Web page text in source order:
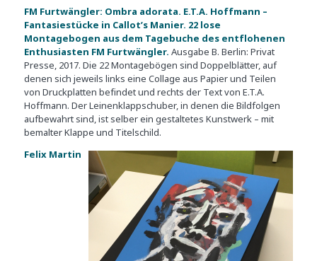
FM Furtwängler: Ombra adorata. E.T.A. Hoffmann –
Fantasiestücke in Callot’s Manier. 22 lose
Montagebogen aus dem Tagebuche des entflohenen
Enthusiasten FM Furtwängler. Ausgabe B. Berlin: Privat
Presse, 2017. Die 22 Montagebögen sind Doppelblätter, auf
denen sich jeweils links eine Collage aus Papier und Teilen
von Druckplatten befindet und rechts der Text von E.T.A.
Hoffmann. Der Leinenklappschuber, in denen die Bildfolgen
aufbewahrt sind, ist selber ein gestaltetes Kunstwerk – mit
bemalter Klappe und Titelschild.
Felix Martin